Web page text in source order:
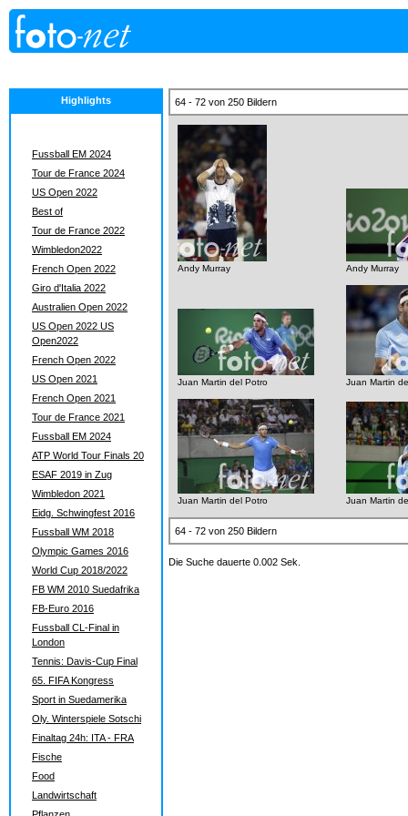
Highlights
Fussball EM 2024
Tour de France 2024
US Open 2022
Best of
Tour de France 2022
Wimbledon2022
French Open 2022
Giro d'Italia 2022
Australien Open 2022
US Open 2022 US
Open2022
French Open 2022
US Open 2021
French Open 2021
Tour de France 2021
Fussball EM 2024
ATP World Tour Finals 20
ESAF 2019 in Zug
Wimbledon 2021
Eidg. Schwingfest 2016
Fussball WM 2018
Olympic Games 2016
World Cup 2018/2022
FB WM 2010 Suedafrika
FB-Euro 2016
Fussball CL-Final in
London
Tennis: Davis-Cup Final
65. FIFA Kongress
Sport in Suedamerika
Oly. Winterspiele Sotschi
Finaltag 24h: ITA - FRA
Fische
Food
Landwirtschaft
64 - 72 von 250 Bildern
Andy Murray Andy Murray
Juan Martin del Potro Juan Martin
Juan Martin del Potro Juan Martin
64 - 72 von 250 Bildern
Die Suche dauerte 0.002 Sek.